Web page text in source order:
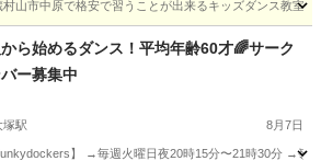
山市中原で格安で習うことが出来るキッズダンス教室
ップホップ キッズダンス
ら始めるダンス！平均年齢60才🌈サーク
ー募集中
塚駅 8月7日
】 →毎週火曜日夜20時15分〜21時30分 →嶺